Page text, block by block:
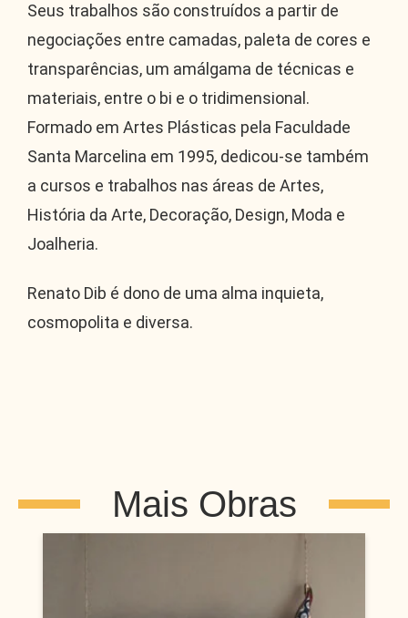
Seus trabalhos são construídos a partir de
negociações entre camadas, paleta de cores e
transparências, um amálgama de técnicas e
materiais, entre o bi e o tridimensional.
Formado em Artes Plásticas pela Faculdade
Santa Marcelina em 1995, dedicou-se também
a cursos e trabalhos nas áreas de Artes,
História da Arte, Decoração, Design, Moda e
Joalheria.
Renato Dib é dono de uma alma inquieta,
cosmopolita e diversa.
Mais Obras